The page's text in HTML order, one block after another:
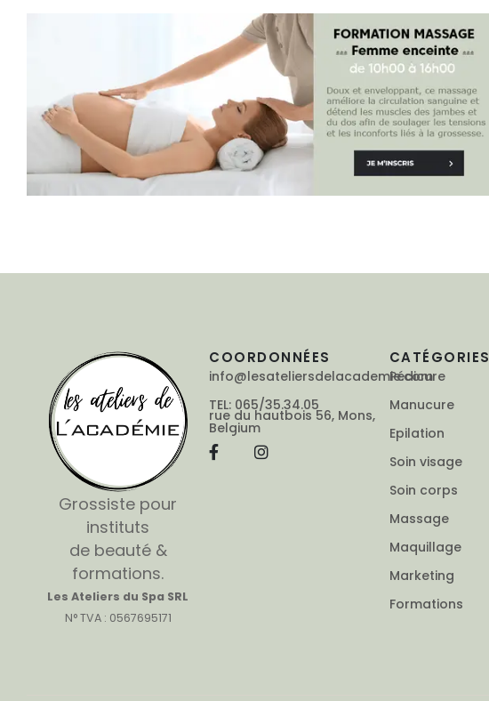
Grossiste pour
instituts
de beauté &
formations.
Les Ateliers du Spa SRL
N° TVA : 0567695171
COORDONNÉES
info@lesateliersdelacademie.com
TEL: 065/35.34.05
rue du hautbois 56, Mons,
Belgium
CATÉGORIES
Pédicure
Manucure
Epilation
Soin visage
Soin corps
Massage
Maquillage
Marketing
Formations